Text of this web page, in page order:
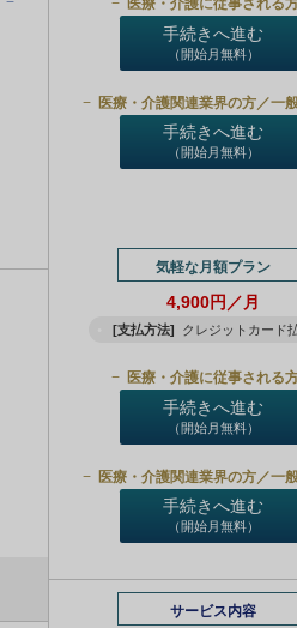
医療・介護に従事される
手続きへ進む
（開始月無料）
医療・介護関連業界の方／一
手続きへ進む
（開始月無料）
気軽な月額プラン
4,900円／月
[支払方法] クレジットカード
医療・介護に従事される
手続きへ進む
（開始月無料）
医療・介護関連業界の方／一
手続きへ進む
（開始月無料）
サービス内容